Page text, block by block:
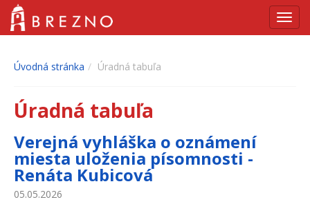
Úvodná stránka Úradná tabuľa
Úradná tabuľa
Verejná vyhláška o oznámení
miesta uloženia písomnosti -
Renáta Kubicová
05.05.2026